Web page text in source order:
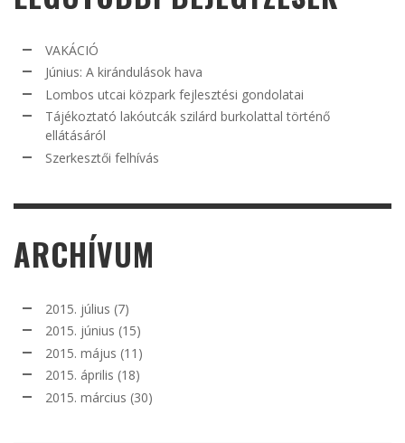
VAKÁCIÓ
Június: A kirándulások hava
Lombos utcai közpark fejlesztési gondolatai
Tájékoztató lakóutcák szilárd burkolattal történő
ellátásáról
Szerkesztői felhívás
ARCHÍVUM
2015. július (7)
2015. június (15)
2015. május (11)
2015. április (18)
2015. március (30)